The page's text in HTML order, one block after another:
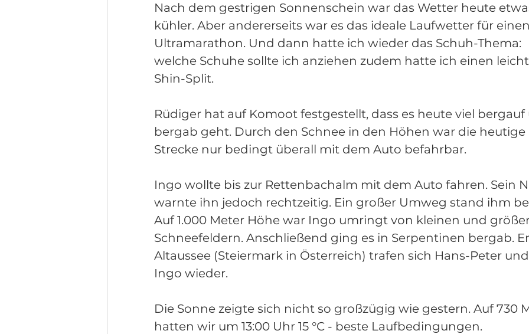
Nach dem gestrigen Sonnenschein war das Wetter heute
kühler. Aber andererseits war es das ideale Laufwetter für einen
Ultramarathon. Und dann hatte ich wieder das Schuh-Thema:
welche Schuhe sollte ich anziehen zudem hatte ich einen
Shin-Split.
Rüdiger hat auf Komoot festgestellt, dass es heute viel bergauf
bergab geht. Durch den Schnee in den Höhen war die heutige
Strecke nur bedingt überall mit dem Auto befahrbar.
Ingo wollte bis zur Rettenbachalm mit dem Auto fahren. Sein
warnte ihn jedoch rechtzeitig. Ein großer Umweg stand ihm
Auf 1.000 Meter Höhe war Ingo umringt von kleinen und
Schneefeldern. Anschließend ging es in Serpentinen bergab.
Altaussee (Steiermark in Österreich) trafen sich Hans-Peter und
Ingo wieder.
Die Sonne zeigte sich nicht so großzügig wie gestern. Auf 730
hatten wir um 13:00 Uhr 15 °C - beste Laufbedingungen.